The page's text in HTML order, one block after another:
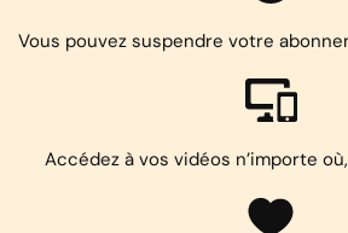
Vous pouvez suspendre votre
Accédez à vos vidéos n’importe